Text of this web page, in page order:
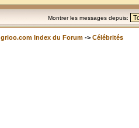
Montrer les messages depuis:
grioo.com Index du Forum -> Célébrités